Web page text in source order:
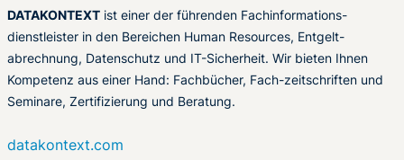
DATAKONTEXT ist einer der führenden Fachinformations-
dienstleister in den Bereichen Human Resources, Entgelt-
abrechnung, Datenschutz und IT-Sicherheit. Wir bieten Ihnen
Kompetenz aus einer Hand: Fachbücher, Fach-zeitschriften und
Seminare, Zertifizierung und Beratung.
datakontext.com